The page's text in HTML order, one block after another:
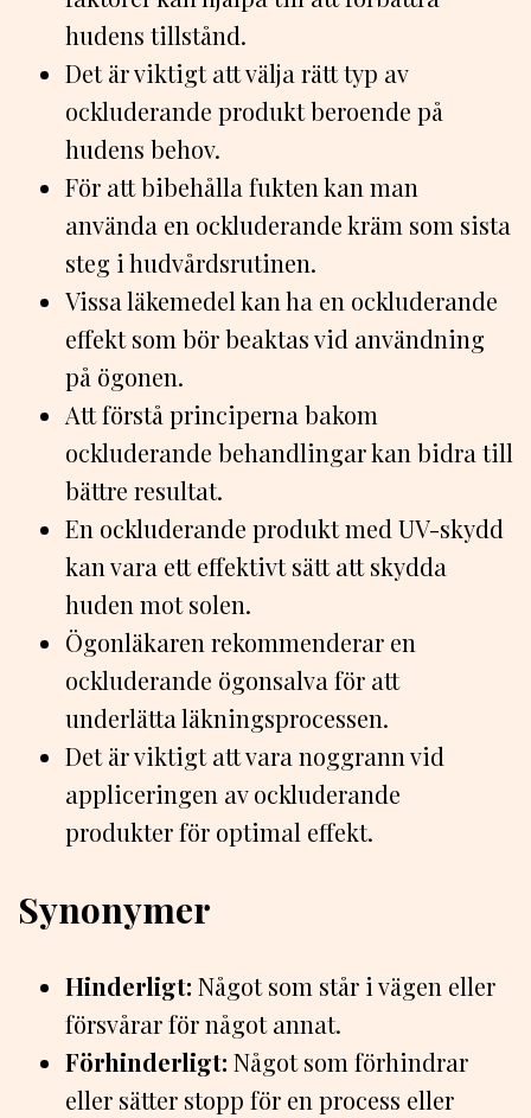
hudens tillstånd.
Det är viktigt att välja rätt typ av
ockluderande produkt beroende på
hudens behov.
För att bibehålla fukten kan man
använda en ockluderande kräm som sista
steg i hudvårdsrutinen.
Vissa läkemedel kan ha en ockluderande
effekt som bör beaktas vid användning
på ögonen.
Att förstå principerna bakom
ockluderande behandlingar kan bidra till
bättre resultat.
En ockluderande produkt med UV-skydd
kan vara ett effektivt sätt att skydda
huden mot solen.
Ögonläkaren rekommenderar en
ockluderande ögonsalva för att
underlätta läkningsprocessen.
Det är viktigt att vara noggrann vid
appliceringen av ockluderande
produkter för optimal effekt.
Synonymer
Hinderligt: Något som står i vägen eller
försvårar för något annat.
Förhinderligt: Något som förhindrar
eller sätter stopp för en process eller